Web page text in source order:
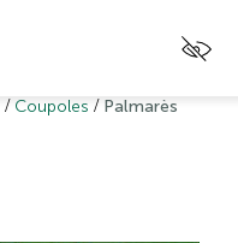
/ Coupoles / Palmarès